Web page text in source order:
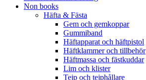
Non books
Häfta & Fästa
Gem och gemkoppar
Gummiband
Häftapparat och häftpistol
Häftklammer och tillbehör
Häftmassa och fästkuddar
Lim och klister
Tejp och tejphållare